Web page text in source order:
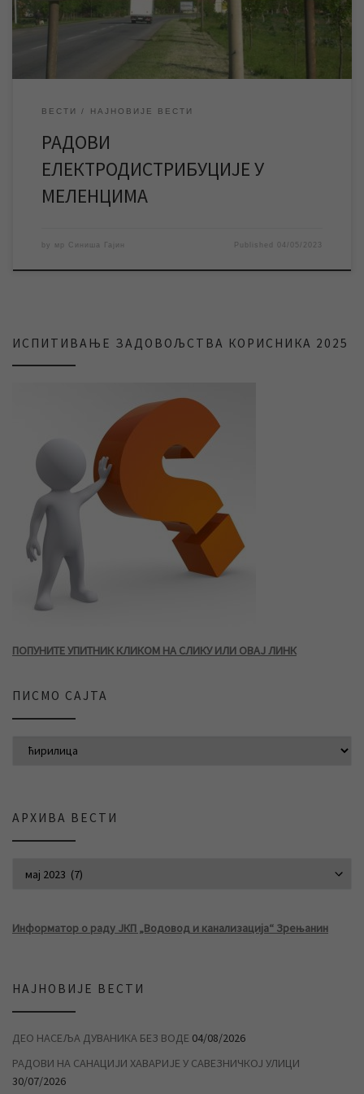
Меленци остати без електричне енергије у периоду од 7,45
до […]
ВЕСТИ НАЈНОВИЈЕ ВЕСТИ
РАДОВИ
ЕЛЕКТРОДИСТРИБУЦИЈЕ У
МЕЛЕНЦИМА
by мр Синиша Гајин Published 04/05/2023
ИСПИТИВАЊЕ ЗАДОВОЉСТВА КОРИСНИКА 2025
ПОПУНИТЕ УПИТНИК КЛИКОМ НА СЛИКУ ИЛИ ОВАЈ ЛИНК
ПИСМО САЈТА
АРХИВА ВЕСТИ
Информатор о раду ЈКП „Водовод и канализација“ Зрењанин
НАЈНОВИЈЕ ВЕСТИ
ДЕО НАСЕЉА ДУВАНИКА БЕЗ ВОДЕ 04/08/2026
РАДОВИ НА САНАЦИЈИ ХАВАРИЈЕ У САВЕЗНИЧКОЈ УЛИЦИ
30/07/2026